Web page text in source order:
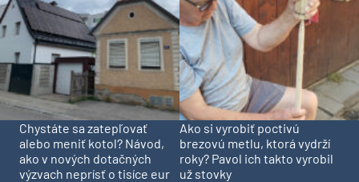
Chystáte sa zatepľovať
alebo meniť kotol? Návod,
ako v nových dotačných
výzvach neprísť o tisíce eur
Ako si vyrobiť poctivú
brezovú metlu, ktorá vydrží
roky? Pavol ich takto vyrobil
už stovky